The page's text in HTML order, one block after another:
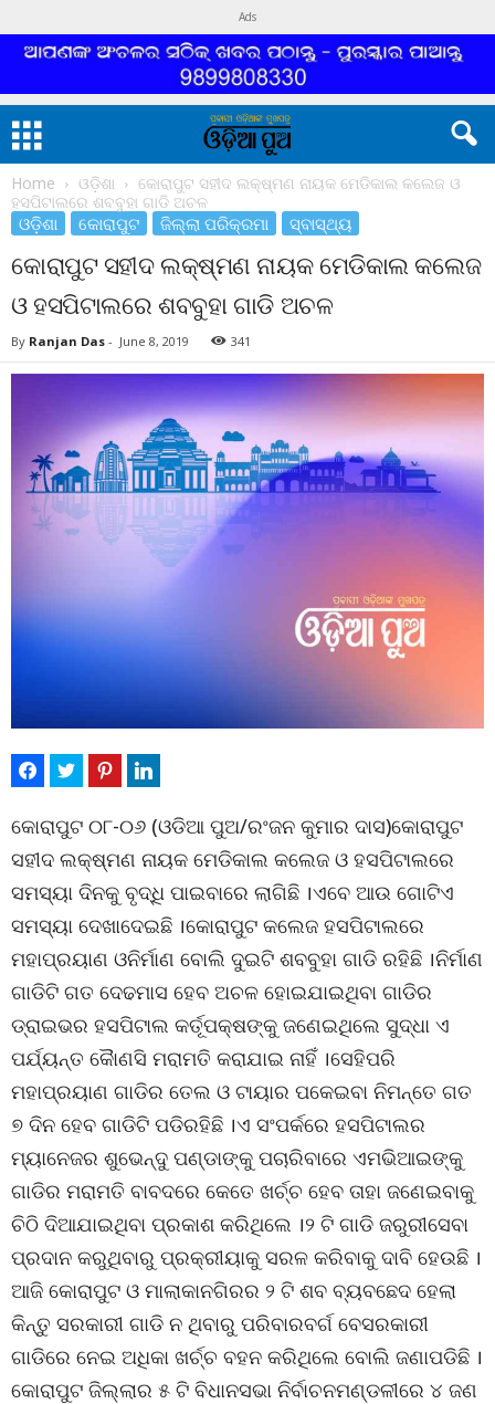
Ads
Home ଓଡ଼ିଶା
କୋରାପୁଟ ସହୀଦ ଲକ୍ଷ୍ମଣ ନାୟକ ମେଡିକାଲ କଲେଜ ଓ
ହସପିଟାଲରେ ଶବବୁହା ଗାଡି ଅଚଳ
ଓଡ଼ିଶା କୋରାପୁଟ ଜିଲ୍ଲା ପରିକ୍ରମା ସ୍ବାସ୍ଥ୍ୟ
କୋରାପୁଟ ସହୀଦ ଲକ୍ଷ୍ମଣ ନାୟକ ମେଡିକାଲ କଲେଜ
ଓ ହସପିଟାଲରେ ଶବବୁହା ଗାଡି ଅଚଳ
By Ranjan Das - June 8, 2019 341
କୋରାପୁଟ ୦୮-୦୬ (ଓଡିଆ ପୁଅ/ରଂଜନ କୁମାର ଦାସ)କୋରାପୁଟ
ସହୀଦ ଲକ୍ଷ୍ମଣ ନାୟକ ମେଡିକାଲ କଲେଜ ଓ ହସପିଟାଲରେ
ସମସ୍ୟା ଦିନକୁ ବୃଦ୍ଧି ପାଇବାରେ ଲାଗିଛି ।ଏବେ ଆଉ ଗୋଟିଏ
ସମସ୍ୟା ଦେଖାଦେଇଛି ।କୋରାପୁଟ କଲେଜ ହସପିଟାଲରେ
ମହାପ୍ରୟାଣ ଓନିର୍ମାଣ ବୋଲି ଦୁଇଟି ଶବବୁହା ଗାଡି ରହିଛି ।ନିର୍ମାଣ
ଗାଡିଟି ଗତ ଦେଢମାସ ହେବ ଅଚଳ ହୋଇଯାଇଥିବା ଗାଡିର
ଡ୍ରାଇଭର ହସପିଟାଲ କର୍ତୂପକ୍ଷଙ୍କୁ ଜଣେଇଥିଲେ ସୁଦ୍ଧା ଏ
ପର୍ଯ୍ୟନ୍ତ କୈାଣସି ମରାମତି କରାଯାଇ ନାହିଁ ।ସେହିପରି
ମହାପ୍ରୟାଣ ଗାଡିର ତେଲ ଓ ଟାୟାର ପକେଇବା ନିମନ୍ତେ ଗତ
୭ ଦିନ ହେବ ଗାଡିଟି ପଡିରହିଛି ।ଏ ସଂପର୍କରେ ହସପିଟାଲର
ମ୍ୟାନେଜର ଶୁଭେନ୍ଦୁ ପଣ୍ଡାଙ୍କୁ ପଚାରିବାରେ ଏମଭିଆଇଙ୍କୁ
ଗାଡିର ମରାମତି ବାବଦରେ କେତେ ଖର୍ଚ୍ଚ ହେବ ତାହା ଜଣେଇବାକୁ
ଚିଠି ଦିଆଯାଇଥିବା ପ୍ରକାଶ କରିଥିଲେ ।୨ ଟି ଗାଡି ଜରୁରୀସେବା
ପ୍ରଦାନ କରୁଥିବାରୁ ପ୍ରକ୍ରୀୟାକୁ ସରଳ କରିବାକୁ ଦାବି ହେଉଛି ।
ଆଜି କୋରାପୁଟ ଓ ମାଲାକାନଗିରର ୨ ଟି ଶବ ବ୍ୟବଛେଦ ହେଲା
କିନ୍ତୁ ସରକାରୀ ଗାଡି ନ ଥିବାରୁ ପରିବାରବର୍ଗ ବେସରକାରୀ
ଗାଡିରେ ନେଇ ଅଧିକା ଖର୍ଚ୍ଚ ବହନ କରିଥିଲେ ବୋଲି ଜଣାପଡିଛି ।
କୋରାପୁଟ ଜିଲ୍ଲାର ୫ ଟି ବିଧାନସଭା ନିର୍ବାଚନମଣ୍ଡଳୀରେ ୪ ଜଣ